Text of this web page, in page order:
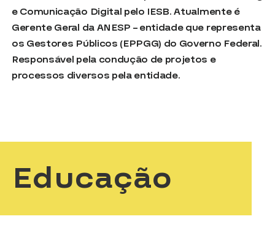
e Comunicação Digital pelo IESB. Atualmente é
Gerente Geral da ANESP – entidade que representa
os Gestores Públicos (EPPGG) do Governo Federal.
Responsável pela condução de projetos e
processos diversos pela entidade.
Educação